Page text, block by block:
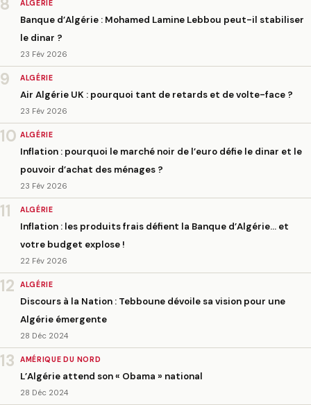
8 ALGÉRIE
Banque d’Algérie : Mohamed Lamine Lebbou peut-il stabiliser
le dinar ?
23 Fév 2026
9 ALGÉRIE
Air Algérie UK : pourquoi tant de retards et de volte-face ?
23 Fév 2026
10 ALGÉRIE
Inflation : pourquoi le marché noir de l’euro défie le dinar et le
pouvoir d’achat des ménages ?
23 Fév 2026
11 ALGÉRIE
Inflation : les produits frais défient la Banque d’Algérie… et
votre budget explose !
22 Fév 2026
12 ALGÉRIE
Discours à la Nation : Tebboune dévoile sa vision pour une
Algérie émergente
28 Déc 2024
13 AMÉRIQUE DU NORD
L’Algérie attend son « Obama » national
28 Déc 2024